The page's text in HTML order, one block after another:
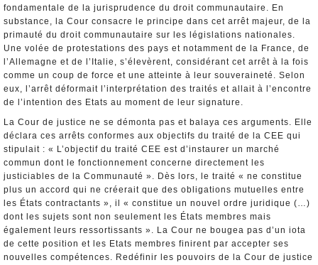
fondamentale de la jurisprudence du droit communautaire. En
substance, la Cour consacre le principe dans cet arrêt majeur, de la
primauté du droit communautaire sur les législations nationales.
Une volée de protestations des pays et notamment de la France, de
l’Allemagne et de l’Italie, s’élevèrent, considérant cet arrêt à la fois
comme un coup de force et une atteinte à leur souveraineté. Selon
eux, l’arrêt déformait l’interprétation des traités et allait à l’encontre
de l’intention des Etats au moment de leur signature.
La Cour de justice ne se démonta pas et balaya ces arguments. Elle
déclara ces arrêts conformes aux objectifs du traité de la CEE qui
stipulait : « L’objectif du traité CEE est d’instaurer un marché
commun dont le fonctionnement concerne directement les
justiciables de la Communauté ». Dès lors, le traité « ne constitue
plus un accord qui ne créerait que des obligations mutuelles entre
les États contractants », il « constitue un nouvel ordre juridique (…)
dont les sujets sont non seulement les États membres mais
également leurs ressortissants ». La Cour ne bougea pas d’un iota
de cette position et les Etats membres finirent par accepter ses
nouvelles compétences. Redéfinir les pouvoirs de la Cour de justice